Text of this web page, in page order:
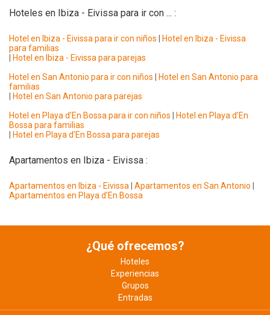
Hoteles en Ibiza - Eivissa para ir con ... :
Hotel en Ibiza - Eivissa para ir con niños
Hotel en Ibiza - Eivissa
para familias
Hotel en Ibiza - Eivissa para parejas
Hotel en San Antonio para ir con niños
Hotel en San Antonio para
familias
Hotel en San Antonio para parejas
Hotel en Playa d’En Bossa para ir con niños
Hotel en Playa d’En
Bossa para familias
Hotel en Playa d’En Bossa para parejas
Apartamentos en Ibiza - Eivissa :
Apartamentos en Ibiza - Eivissa Apartamentos en San Antonio
Apartamentos en Playa d’En Bossa
¿Qué ofrecemos?
Hoteles
Experiencias
Grupos
Entradas